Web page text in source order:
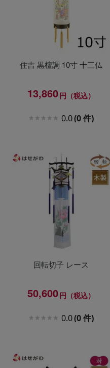
住吉 黒檀調 10寸 十三仏
13,860円（税込）
0.0(0 件)
回転切子 レース
50,600円（税込）
0.0(0 件)